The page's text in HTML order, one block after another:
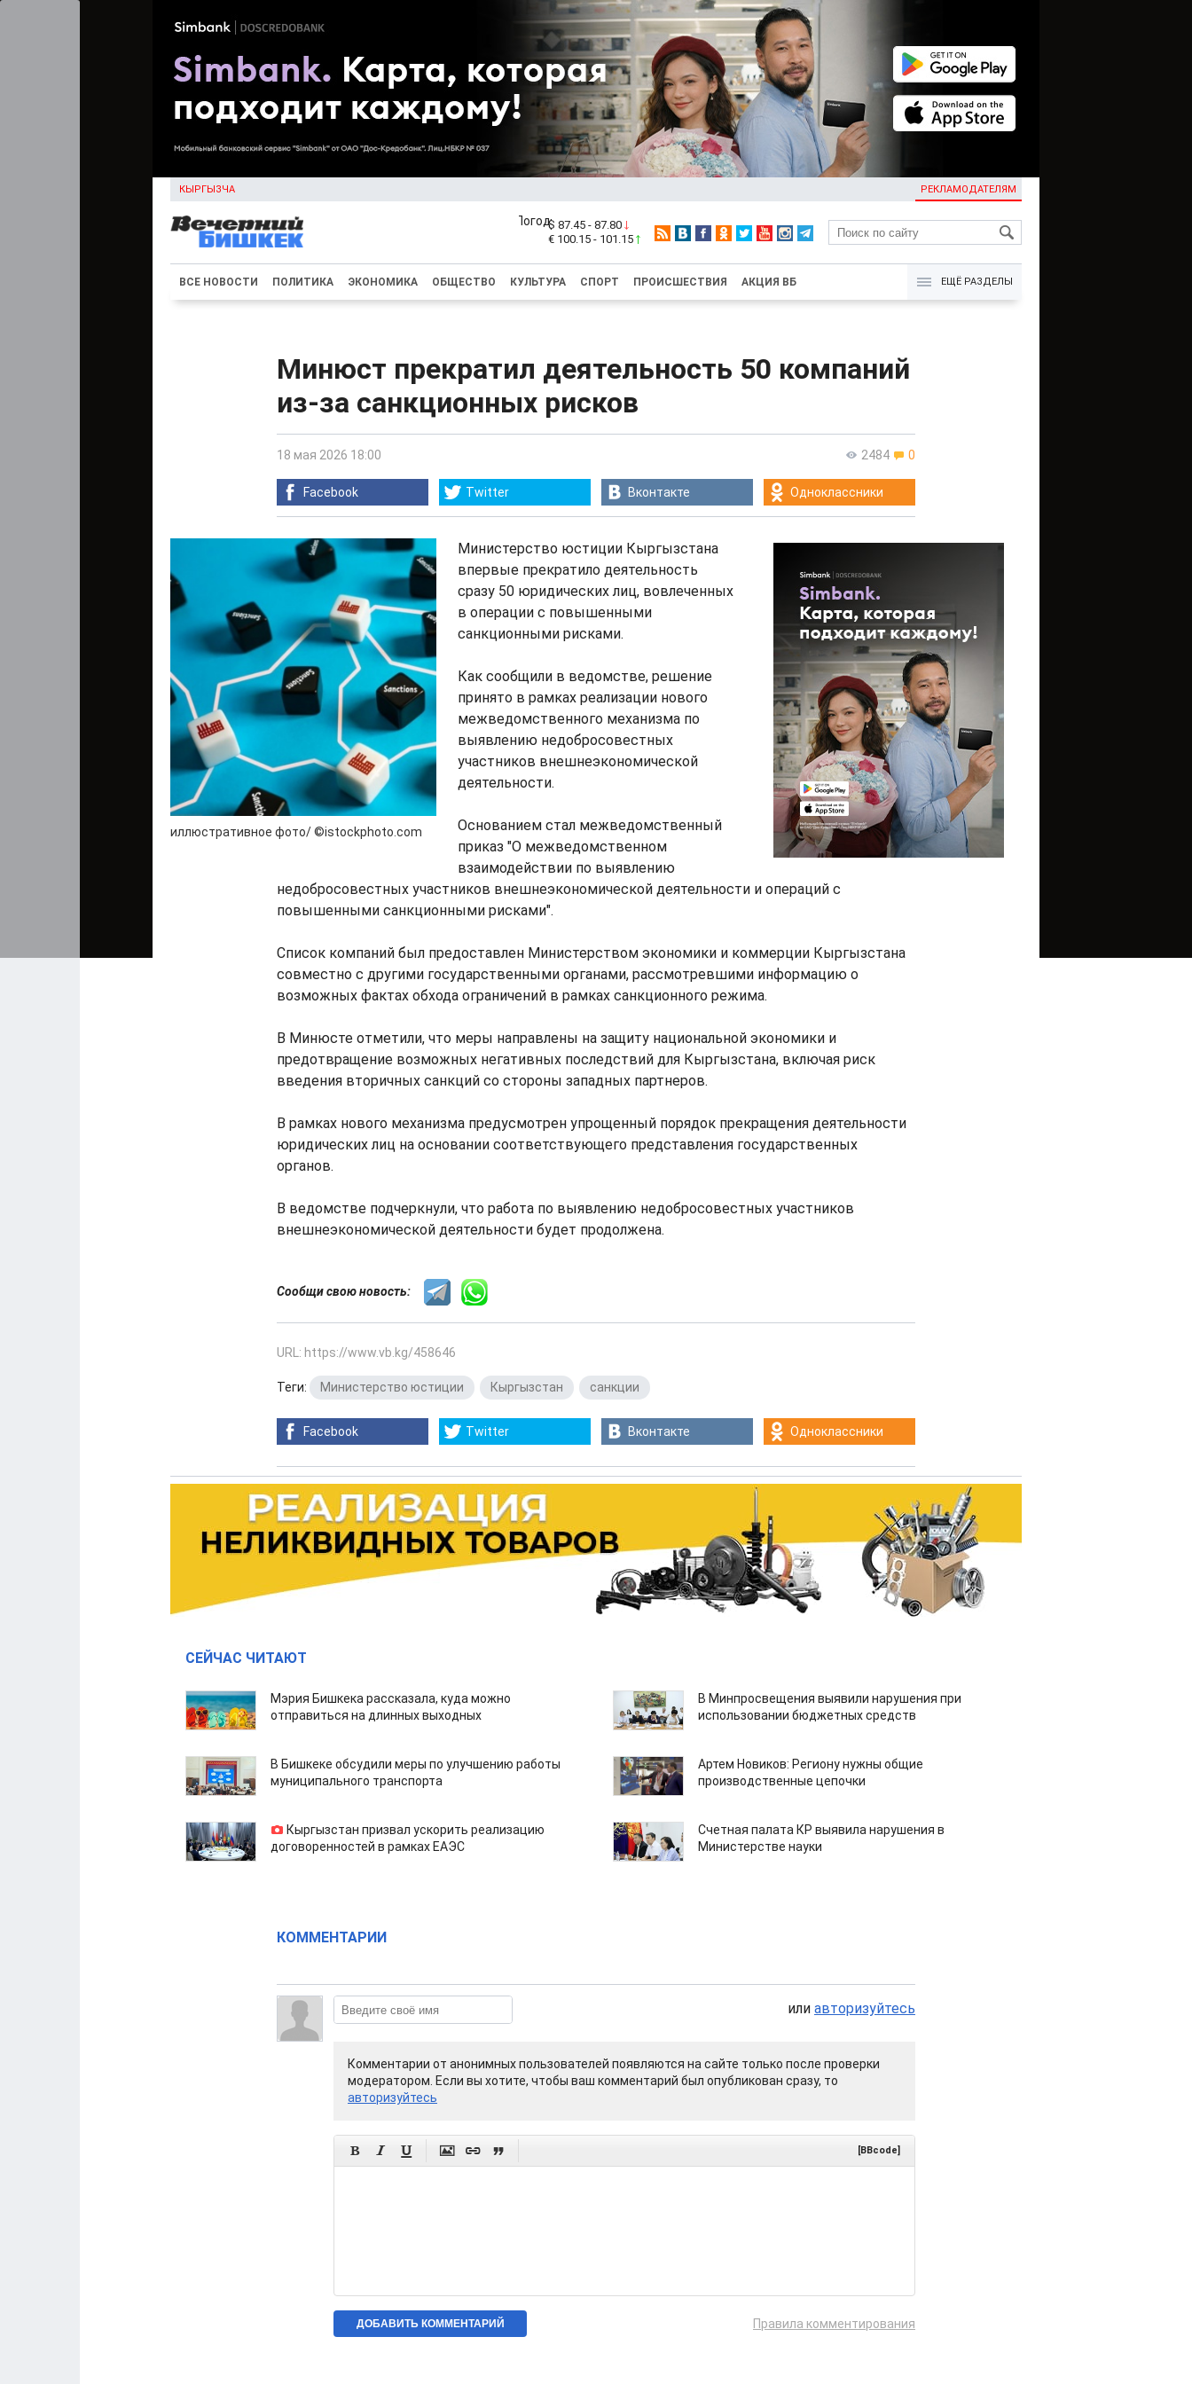
КЫРГЫЗЧА РЕКЛАМОДАТЕЛЯМ
KG
$ 87.45 - 87.80
€ 100.15 - 101.15
ВСЕ НОВОСТИ ПОЛИТИКА ЭКОНОМИКА ОБЩЕСТВО КУЛЬТУРА СПОРТ ПРОИСШЕСТВИЯ АКЦИЯ ВБ ЕЩЁ РАЗДЕЛЫ
Минюст прекратил деятельность 50 компаний
из-за санкционных рисков
2484 0
18 мая 2026 18:00
Facebook Twitter Вконтакте Одноклассники
иллюстративное фото/ ©istockphoto.com
Министерство юстиции Кыргызстана
впервые прекратило деятельность
сразу 50 юридических лиц, вовлеченных
в операции с повышенными
санкционными рисками.
Как сообщили в ведомстве, решение
принято в рамках реализации нового
межведомственного механизма по
выявлению недобросовестных
участников внешнеэкономической
деятельности.
Основанием стал межведомственный
приказ "О межведомственном
взаимодействии по выявлению
недобросовестных участников внешнеэкономической деятельности и операций с
повышенными санкционными рисками".
Список компаний был предоставлен Министерством экономики и коммерции Кыргызстана
совместно с другими государственными органами, рассмотревшими информацию о
возможных фактах обхода ограничений в рамках санкционного режима.
В Минюсте отметили, что меры направлены на защиту национальной экономики и
предотвращение возможных негативных последствий для Кыргызстана, включая риск
введения вторичных санкций со стороны западных партнеров.
В рамках нового механизма предусмотрен упрощенный порядок прекращения деятельности
юридических лиц на основании соответствующего представления государственных
органов.
В ведомстве подчеркнули, что работа по выявлению недобросовестных участников
внешнеэкономической деятельности будет продолжена.
Сообщи свою новость:
URL: https://www.vb.kg/458646
Теги: Министерство юстиции Кыргызстан санкции
Facebook Twitter Вконтакте Одноклассники
СЕЙЧАС ЧИТАЮТ
Мэрия Бишкека рассказала, куда можно
отправиться на длинных выходных
В Минпросвещения выявили нарушения при
использовании бюджетных средств
В Бишкеке обсудили меры по улучшению работы
муниципального транспорта
Артем Новиков: Региону нужны общие
производственные цепочки
Кыргызстан призвал ускорить реализацию
договоренностей в рамках ЕАЭС
Счетная палата КР выявила нарушения в
Министерстве науки
КОММЕНТАРИИ
или авторизуйтесь
Комментарии от анонимных пользователей появляются на сайте только после проверки
модератором. Если вы хотите, чтобы ваш комментарий был опубликован сразу, то
авторизуйтесь
      [BBcode]
Правила комментирования